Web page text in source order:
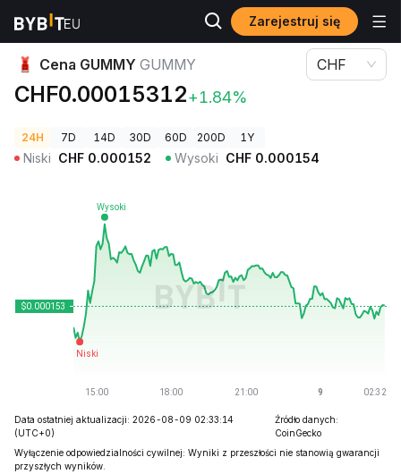
Zarejestruj się
Ceny kryptowalut Cena GUMMY GUMMY
Cena GUMMY GUMMY
CHF0.00015312+1.84%
CHF
24H 7D 14D 30D 60D 200D 1Y
Niski CHF 0.000152 Wysoki CHF 0.000154
Data ostatniej aktualizacji: 2026-08-09 02:33:14
(UTC+0)
Źródło danych:
CoinGecko
Wyłączenie odpowiedzialności cywilnej: Wyniki z przeszłości nie stanowią gwarancji
przyszłych wyników.